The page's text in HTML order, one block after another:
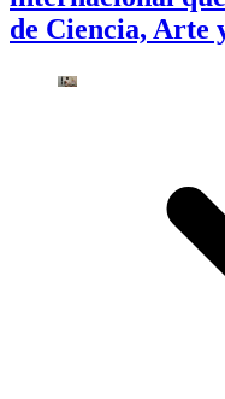
de Ciencia, Arte